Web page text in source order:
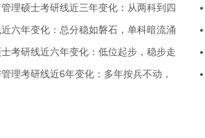
理硕士考研线近三年变化：从两科到四
六年变化：总分稳如磐石，单科暗流涌
考研线近六年变化：低位起步，稳步走
理考研线近6年变化：多年按兵不动，